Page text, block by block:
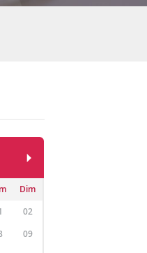
Dim
02
09